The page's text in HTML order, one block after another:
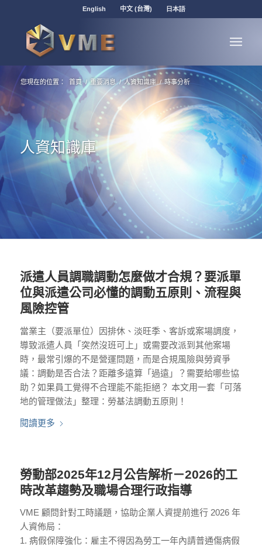
English 中文 (台灣) 日本語
您現在的位置： 首頁 / 重要消息 / 人資知識庫 / 時事分析
人資知識庫
派遣人員調職調動怎麼做才合規？要派單
位與派遣公司必懂的調動五原則、流程與
風險控管
當業主（要派單位）因排休、淡旺季、客訴或案場調度，
導致派遣人員「突然沒班可上」或需要改派到其他案場
時，最常引爆的不是營運問題，而是合規風險與勞資爭
議：調動是否合法？距離多遠算「過遠」？需要給哪些協
助？如果員工覺得不合理能不能拒絕？ 本文用一套「可落
地的管理做法」整理：勞基法調動五原則！
閱讀更多
勞動部2025年12月公告解析－2026的工
時改革趨勢及職場合理行政指導
VME 顧問針對工時議題，協助企業人資提前進行 2026 年
人資佈局：
1. 病假保障強化：雇主不得因為勞工一年內請普通傷病假